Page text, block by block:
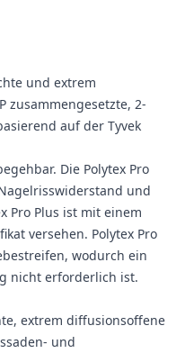
und extrem
zusammengesetzte, 2-
auf der Tyvek
Die Polytex Pro
und
Pro Plus ist mit einem
versehen. Polytex Pro
wodurch ein
nicht erforderlich ist.
extrem diffusionsoffene
und